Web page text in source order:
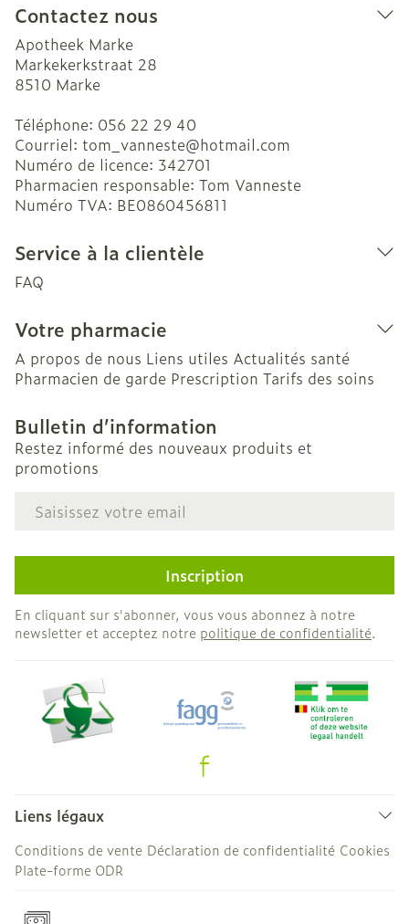
Contactez nous
Apotheek Marke
Markekerkstraat 28
8510 Marke
Téléphone: 056 22 29 40
Courriel: tom_vanneste@hotmail.com
Numéro de licence: 342701
Pharmacien responsable: Tom Vanneste
Numéro TVA: BE0860456811
Service à la clientèle
FAQ
Votre pharmacie
A propos de nous Liens utiles Actualités santé
Pharmacien de garde Prescription Tarifs des soins
Bulletin d’information
Restez informé des nouveaux produits et
promotions
Adresse mail
Inscription
En cliquant sur s'abonner, vous vous abonnez à notre
newsletter et acceptez notre politique de confidentialité.
Liens légaux
Conditions de vente Déclaration de confidentialité Cookies
Plate-forme ODR